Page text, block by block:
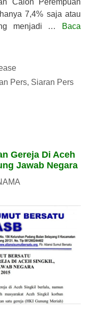
Calon Perempuan
7,4% saja atau
menjadi …
Baca
Pers, Siaran Pers
Gereja Di Aceh
Jawab Negara